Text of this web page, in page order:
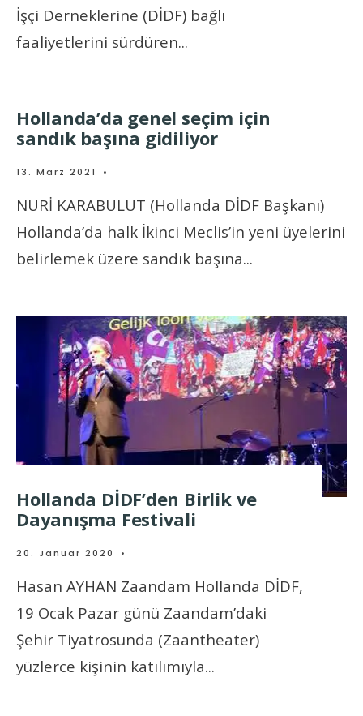
İşçi Derneklerine (DİDF) bağlı
faaliyetlerini sürdüren...
Hollanda’da genel seçim için
sandık başına gidiliyor
13. März 2021 •
NURİ KARABULUT (Hollanda DİDF Başkanı)
Hollanda’da halk İkinci Meclis’in yeni üyelerini
belirlemek üzere sandık başına...
Hollanda DİDF’den Birlik ve
Dayanışma Festivali
20. Januar 2020 •
Hasan AYHAN Zaandam Hollanda DİDF,
19 Ocak Pazar günü Zaandam’daki
Şehir Tiyatrosunda (Zaantheater)
yüzlerce kişinin katılımıyla...